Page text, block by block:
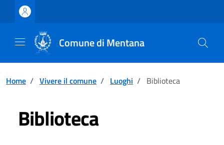
Vai ai contenuti
Vai al footer
Comune di Mentana
Home / Vivere il comune / Luoghi / Biblioteca
Biblioteca